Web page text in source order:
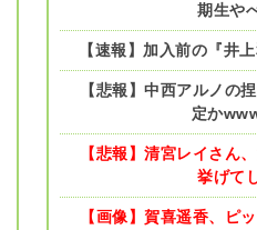
期生や
【速報】加入前の『井
【悲報】中西アルノの
定か
【悲報】清宮レイさん
挙げて
【画像】賀喜遥香、ピ